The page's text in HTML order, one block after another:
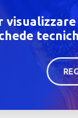
visualizzare